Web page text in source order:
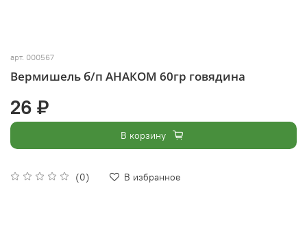
арт. 000567
Вермишель б/п АНАКОМ 60гр говядина
(0) В избранное
26 ₽
В корзину